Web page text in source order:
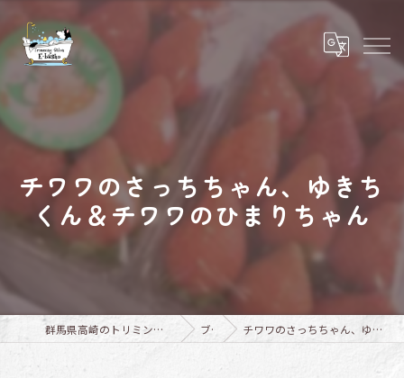
チワワのさっちちゃん、ゆきち
くん＆チワワのひまりちゃん
群馬県高崎のトリミングならTrimming Salon E-basho ブログ チワワのさっちちゃん、ゆきちくん＆チワワのひまりちゃん